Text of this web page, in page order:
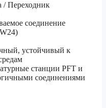
/ Переходник
соединение
устойчивый к
станции PFT и
соединениями